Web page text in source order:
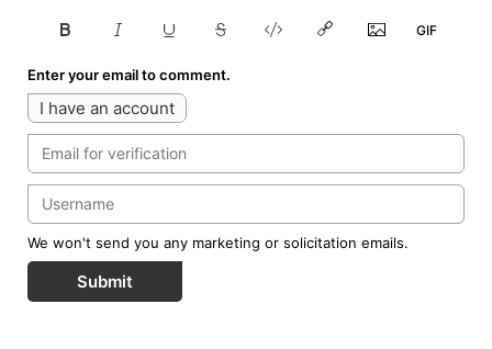
Enter your email to comment.
I have an account
We won't send you any marketing or solicitation emails.
Submit